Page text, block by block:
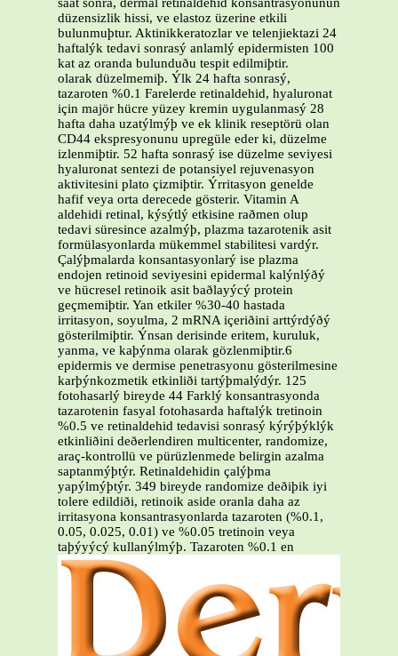
saat sonra, dermal retinaldehid konsantrasyonunun
düzensizlik hissi, ve elastoz üzerine etkili
bulunmuþtur. Aktinikkeratozlar ve telenjiektazi 24
haftalýk tedavi sonrasý anlamlý epidermisten 100
kat az oranda bulunduðu tespit edilmiþtir.
olarak düzelmemiþ. Ýlk 24 hafta sonrasý,
tazaroten %0.1 Farelerde retinaldehid, hyaluronat
için majör hücre yüzey kremin uygulanmasý 28
hafta daha uzatýlmýþ ve ek klinik reseptörü olan
CD44 ekspresyonunu upregüle eder ki, düzelme
izlenmiþtir. 52 hafta sonrasý ise düzelme seviyesi
hyaluronat sentezi de potansiyel rejuvenasyon
aktivitesini plato çizmiþtir. Ýrritasyon genelde
hafif veya orta derecede gösterir. Vitamin A
aldehidi retinal, kýsýtlý etkisine raðmen olup
tedavi süresince azalmýþ, plazma tazarotenik asit
formülasyonlarda mükemmel stabilitesi vardýr.
Çalýþmalarda konsantasyonlarý ise plazma
endojen retinoid seviyesini epidermal kalýnlýðý
ve hücresel retinoik asit baðlayýcý protein
geçmemiþtir. Yan etkiler %30-40 hastada
irritasyon, soyulma, 2 mRNA içeriðini arttýrdýðý
gösterilmiþtir. Ýnsan derisinde eritem, kuruluk,
yanma, ve kaþýnma olarak gözlenmiþtir.6
epidermis ve dermise penetrasyonu gösterilmesine
karþýnkozmetik etkinliði tartýþmalýdýr. 125
fotohasarlý bireyde 44 Farklý konsantrasyonda
tazarotenin fasyal fotohasarda haftalýk tretinoin
%0.5 ve retinaldehid tedavisi sonrasý kýrýþýklýk
etkinliðini deðerlendiren multicenter, randomize,
araç-kontrollü ve pürüzlenmede belirgin azalma
saptanmýþtýr. Retinaldehidin çalýþma
yapýlmýþtýr. 349 bireyde randomize deðiþik iyi
tolere edildiði, retinoik aside oranla daha az
irritasyona konsantrasyonlarda tazaroten (%0.1,
0.05, 0.025, 0.01) ve %0.05 tretinoin veya
taþýyýcý kullanýlmýþ. Tazaroten %0.1 en